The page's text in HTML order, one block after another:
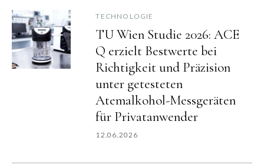
TECHNOLOGIE
TU Wien Studie 2026: ACE
Q erzielt Bestwerte bei
Richtigkeit und Präzision
unter getesteten
Atemalkohol-Messgeräten
für Privatanwender
12.06.2026